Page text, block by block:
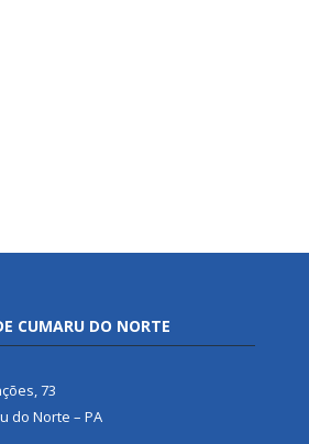
CUMARU DO NORTE
73
do Norte – PA